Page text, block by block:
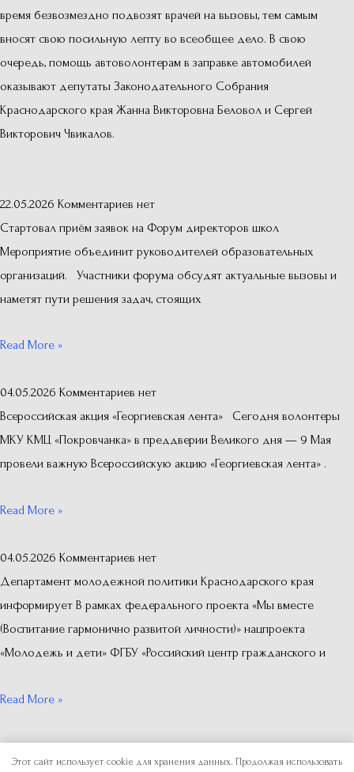
время безвозмездно подвозят врачей на вызовы, тем самым
вносят свою посильную лепту во всеобщее дело. В свою
очередь, помощь автоволонтерам в заправке автомобилей
оказывают депутаты Законодательного Собрания
Краснодарского края Жанна Викторовна Беловол и Сергей
Викторович Чвикалов.
22.05.2026 Комментариев нет
Стартовал приём заявок на Форум директоров школ
Мероприятие объединит руководителей образовательных
организаций. Участники форума обсудят актуальные вызовы и
наметят пути решения задач, стоящих
Read More »
04.05.2026 Комментариев нет
Всероссийская акция «Георгиевская лента» Сегодня волонтеры
МКУ КМЦ «Покровчанка» в преддверии Великого дня — 9 Мая
провели важную Всероссийскую акцию «Георгиевская лента» .
Read More »
04.05.2026 Комментариев нет
Департамент молодежной политики Краснодарского края
информирует В рамках федерального проекта «Мы вместе
(Воспитание гармонично развитой личности)» нацпроекта
«Молодежь и дети» ФГБУ «Российский центр гражданского и
Read More »
Copyright © 2026 Отдел по делам молодежи
Этот сайт использует cookie для хранения данных. Продолжая использовать